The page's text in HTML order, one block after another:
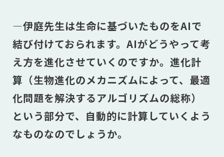
―伊庭先生は生命に基づいたものをAIで
結び付けておられます。AIがどうやって考
え方を進化させていくのですか。進化計
算（生物進化のメカニズムによって、最適
化問題を解決するアルゴリズムの総称）
という部分で、自動的に計算していくよう
なものなのでしょうか。